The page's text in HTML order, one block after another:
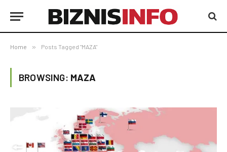
Home » Posts Tagged "MAZA"
BROWSING: MAZA